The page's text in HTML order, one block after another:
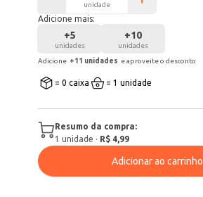
unidade
Adicione mais:
+5
unidades
+10
unidades
Adicione +11 unidades e aproveite o desconto
= 0 caixa = 1 unidade
Resumo da compra:
1 unidade · R$ 4,99
Adicionar ao carrinho